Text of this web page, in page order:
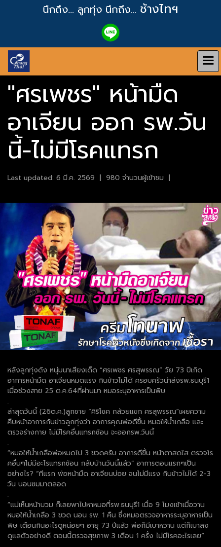
นึกถึง... ลูกทุ่ง นึกถึง... ช้างไทฯ
"ศรเพชร" หน้ามืด
อาเจียน ออก รพ.วัน
นี้-ไม่มีโรคแทรก
Last updated: 6 มี.ค. 2569 | 980 จำนวนผู้เข้าชม |
หลังลูกทุ่งดัง หนุ่มนาเสียงเด็ด “ศรเพชร ศรสุพรรณ” วัย 73 ปีเกิด
อาการหน้ามืด อาเจียนหมดแรง กินข้าวไม่ได้ ครอบครัวนำส่งรพ.ธนบุรี1
เมื่อช่วงสาย 25 ต.ค.64ที่ผ่านมา หมอระบุอาหารเป็นพิษ
.
ล่าสุดวันนี้ (26ต.ค.)ลูกชาย “ศิริโชค กล้วยแขก ศรสุพรรณ”เผยความ
คืบหน้าอาการกับข่าวลูกทุ่งว่า อาการคุณพ่อดีขึ้น หมอให้น้ำเกลือ และ
ตรวจร่างกาย ไม่มีโรคอื่นแทรกซ้อน จะออกรพ.วันนี้
.
“หมอให้น้ำเกลือพ่อหมดไป 3 ขวดครับ อาการดีขี้น หน้าตาสดใส ตรวจโร
คอื่นๆไม่มีอะไรแทรกซ้อน กลับบ้านวันนี้แล้ว” อาการตอนแรกๆเป็น
อย่างไร? “ทีแรก พ่อหน้ามืด อาเจียนบ่อย จนไม่มีแรง กินข้าวไม่ได้ 2-3
วัน นอนซมมาตลอด
.
“แม่เห็นหน้าบวม ก็เลยพาไปหาหมอที่รพ.ธนบุรี1 เมื่อ 9 โมงเช้าเมื่อวาน
หมอให้น้ำเกลือ 3 ขวด นอน รพ. 1 คืน ซึ่งหมอตรวจอาหารระบุอาหารเป็น
พิษ เตือนกินอะไรดูหน่อยๆ อายุ 73 ปีแล้ว พ่อก็มีเบาหวาน แต่ก็เบาลง
ดูแลตัวอย่างดี ตอนนี้ตรวจสุขภาพ 3 เดือน 1 ครั้ง ไม่มีโรคอะไรเลย”